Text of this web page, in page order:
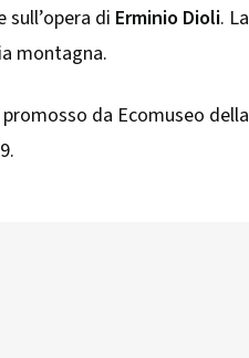
sull’opera di Erminio Dioli.
montagna.
da Ecomuseo